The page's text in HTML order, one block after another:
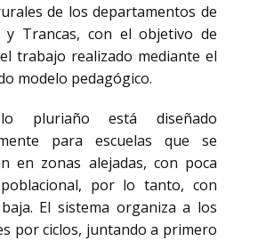
de los departamentos de
y Trancas, con el objetivo de
trabajo realizado mediante el
modelo pedagógico.
pluriaño está diseñado
para escuelas que se
en zonas alejadas, con poca
por lo tanto, con
El sistema organiza a los
por ciclos, juntando a primero